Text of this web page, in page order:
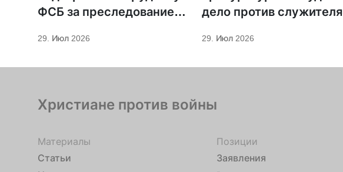
ФСБ за преследование
29. Июл 2026
дело против служителя
29. Июл 2026
Христиане против войны
Материалы
Статьи
Позиции
Заявления